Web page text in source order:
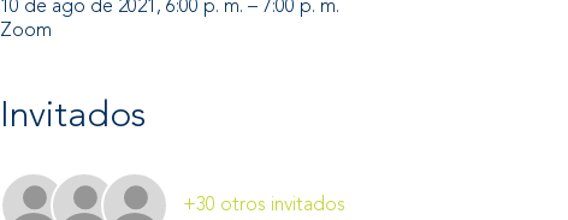
10 de ago de 2021, 6:00 p. m. – 7:00 p. m.
Zoom
Invitados
+30 otros invitados